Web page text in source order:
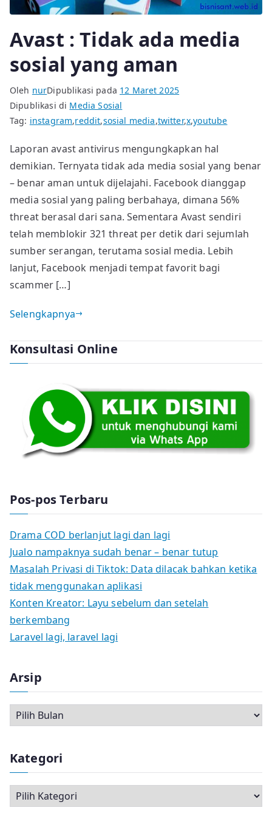
Avast : Tidak ada media
sosial yang aman
Oleh nurDipublikasi pada 12 Maret 2025
Dipublikasi di Media Sosial
Tag: instagram,reddit,sosial media,twitter,x,youtube
Laporan avast antivirus mengungkapkan hal
demikian. Ternyata tidak ada media sosial yang benar
– benar aman untuk dijelajahi. Facebook dianggap
media sosial yang paling berbahaya, dimana 56%
threat berasal dari sana. Sementara Avast sendiri
telah memblokir 321 threat per detik dari sejumlah
sumber serangan, terutama sosial media. Lebih
lanjut, Facebook menjadi tempat favorit bagi
scammer […]
Selengkapnya
Konsultasi Online
Pos-pos Terbaru
Drama COD berlanjut lagi dan lagi
Jualo nampaknya sudah benar – benar tutup
Masalah Privasi di Tiktok: Data dilacak bahkan ketika
tidak menggunakan aplikasi
Konten Kreator: Layu sebelum dan setelah
berkembang
Laravel lagi, laravel lagi
Arsip
r
iKategori
a